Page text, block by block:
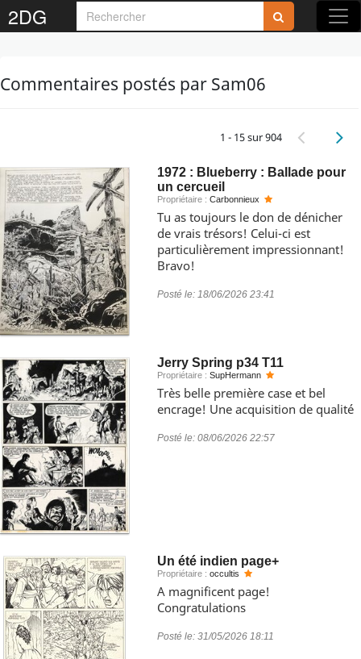
2DG
Commentaires postés par Sam06
1 - 15 sur 904
1972 : Blueberry : Ballade pour
un cercueil
Propriétaire : Carbonnieux
Tu as toujours le don de dénicher
de vrais trésors! Celui-ci est
particulièrement impressionnant!
Bravo!
Posté le: 18/06/2026 23:41
Jerry Spring p34 T11
Propriétaire : SupHermann
Très belle première case et bel
encrage! Une acquisition de qualité
Posté le: 08/06/2026 22:57
Un été indien page+
Propriétaire : occultis
A magnificent page!
Congratulations
Posté le: 31/05/2026 18:11